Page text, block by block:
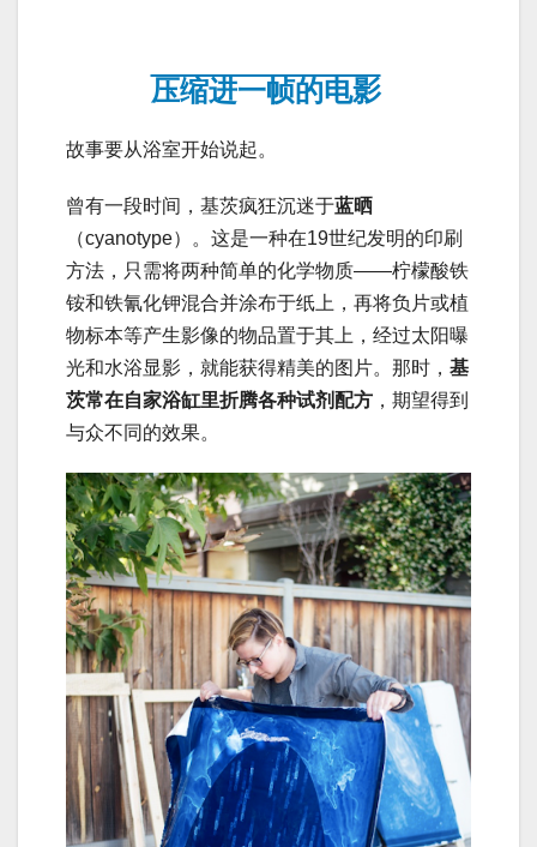
压缩进一帧的电影
故事要从浴室开始说起。
曾有一段时间，基茨疯狂沉迷于蓝晒
（cyanotype）。这是一种在19世纪发明的印刷
方法，只需将两种简单的化学物质——柠檬酸铁
铵和铁氰化钾混合并涂布于纸上，再将负片或植
物标本等产生影像的物品置于其上，经过太阳曝
光和水浴显影，就能获得精美的图片。那时， 基
茨常在自家浴缸里折腾各种试剂配方 ，期望得到
与众不同的效果。